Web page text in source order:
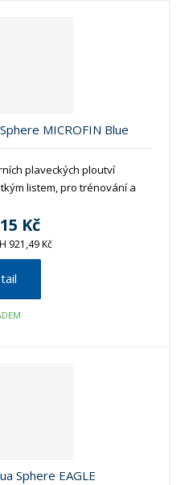
MICROFIN Blue
plaveckých ploutví
listem, pro trénování a
Kč
921,49 Kč
Sphere EAGLE